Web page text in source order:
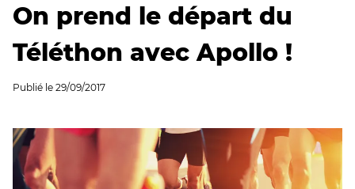
On prend le départ du
Téléthon avec Apollo !
Publié le 29/09/2017